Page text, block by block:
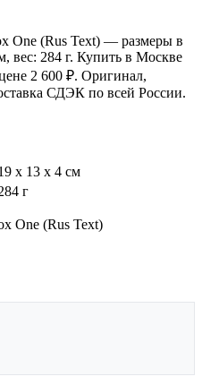
One (Rus Text) — размеры в
вес: 284 г. Купить в Москве
2 600 ₽. Оригинал,
СДЭК по всей России.
x 13 x 4 см
г
One (Rus Text)